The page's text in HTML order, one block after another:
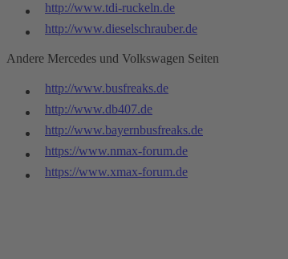
http://www.tdi-ruckeln.de
http://www.dieselschrauber.de
Andere Mercedes und Volkswagen Seiten
http://www.busfreaks.de
http://www.db407.de
http://www.bayernbusfreaks.de
https://www.nmax-forum.de
https://www.xmax-forum.de